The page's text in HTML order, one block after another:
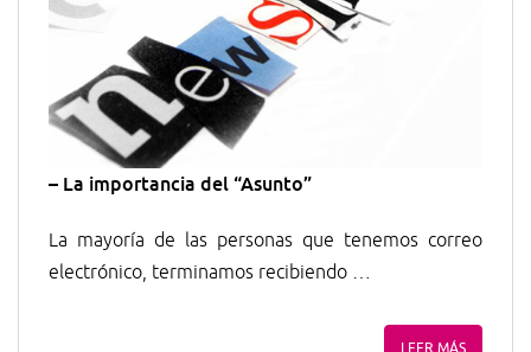
– La importancia del “Asunto”
La mayoría de las personas que tenemos correo
electrónico, terminamos recibiendo …